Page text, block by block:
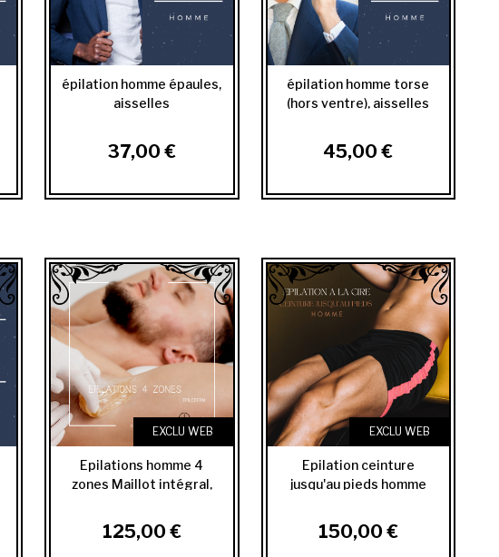
épilation homme épaules,
aisselles
37,00 €
épilation homme torse
(hors ventre), aisselles
45,00 €
EXCLU WEB
Epilations homme 4
zones Maillot intégral,
125,00 €
EXCLU WEB
Epilation ceinture
jusqu'au pieds homme
150,00 €